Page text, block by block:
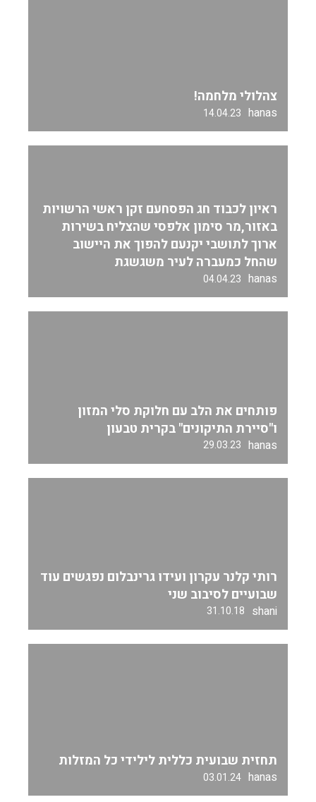
צהלולי מלחמה!
hanas
14.04.23
ראיון לכבוד חג הפסחעם זקן ראשי הרשויות
באזור,מר סימון אלפסי שהצליח בשירות
ארוך לתושבי יקנעם להפוך את היישוב
שהחל כמעברה לעיר משגשגת
hanas
04.04.23
פותחים את הלב עם חלוקת סלי המזון
ו"סיירת התיקונים" בקרית טבעון
hanas
29.03.23
רותי קלנר עקרון ועידו גרינבלום נפגשים עוד
שבועיים לסיבוב שני
shani
31.10.18
תחזית שבועית כללית לילידי כל המזלות
hanas
03.01.24